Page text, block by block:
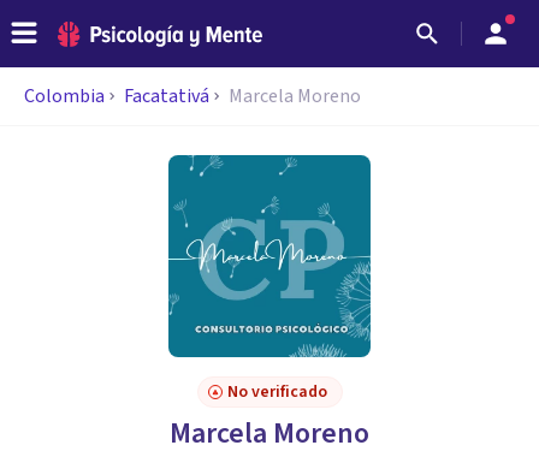
Colombia Facatativá Marcela Moreno
No verificado
Marcela Moreno